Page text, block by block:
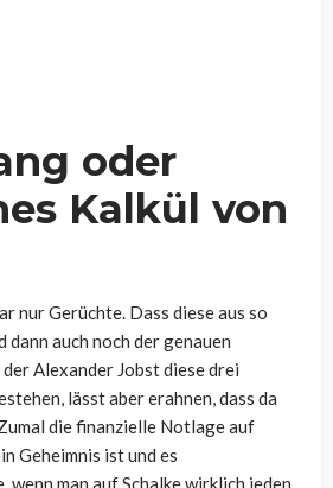
oder
Kalkül von
nur Gerüchte. Dass diese aus so
dann auch noch der genauen
Alexander Jobst diese drei
lässt aber erahnen, dass da
die finanzielle Notlage auf
Geheimnis ist und es
wenn man auf Schalke wirklich jeden